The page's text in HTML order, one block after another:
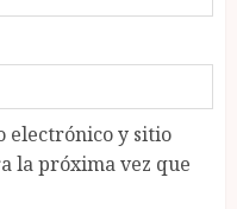
electrónico y sitio
la próxima vez que